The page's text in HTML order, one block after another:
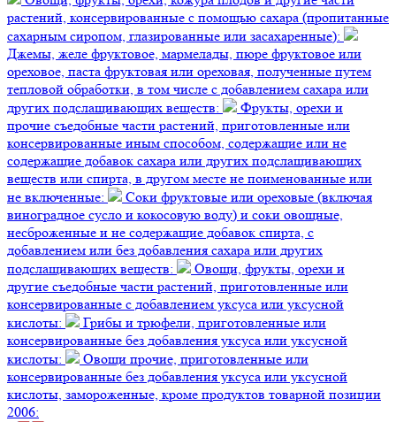
растений, консервированные с помощью сахара (пропитанные
сахарным сиропом, глазированные или засахаренные):
Джемы, желе фруктовое, мармелады, пюре фруктовое или
ореховое, паста фруктовая или ореховая, полученные путем
тепловой обработки, в том числе с добавлением сахара или
других подслащивающих веществ:
Фрукты, орехи и
прочие съедобные части растений, приготовленные или
консервированные иным способом, содержащие или не
содержащие добавок сахара или других подслащивающих
веществ или спирта, в другом месте не поименованные или
не включенные:
Соки фруктовые или ореховые (включая
виноградное сусло и кокосовую воду) и соки овощные,
несброженные и не содержащие добавок спирта, с
добавлением или без добавления сахара или других
подслащивающих веществ:
Овощи, фрукты, орехи и
другие съедобные части растений, приготовленные или
консервированные с добавлением уксуса или уксусной
кислоты:
Грибы и трюфели, приготовленные или
консервированные без добавления уксуса или уксусной
кислоты:
Овощи прочие, приготовленные или
консервированные без добавления уксуса или уксусной
кислоты, замороженные, кроме продуктов товарной позиции
2006: